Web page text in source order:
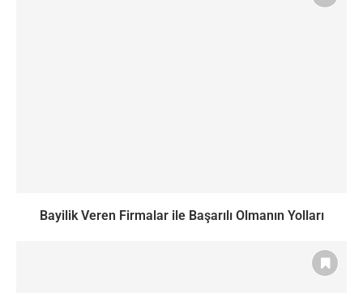
Bayilik Veren Firmalar ile Başarılı Olmanın Yolları